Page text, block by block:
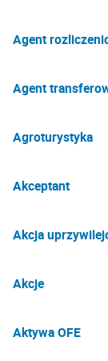
Agent
Agent
Agroturystyka
Akceptant
Akcja
Akcje
Aktywa OFE